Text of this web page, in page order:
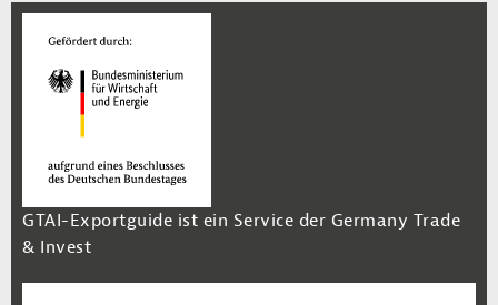
GTAI-Exportguide ist ein Service der Germany Trade
& Invest